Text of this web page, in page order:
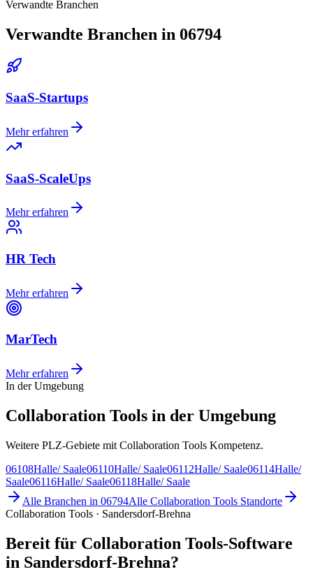
Verwandte Branchen
Verwandte Branchen in 06794
SaaS-Startups
Mehr erfahren
SaaS-ScaleUps
Mehr erfahren
HR Tech
Mehr erfahren
MarTech
Mehr erfahren
In der Umgebung
Collaboration Tools in der Umgebung
Weitere PLZ-Gebiete mit Collaboration Tools Kompetenz.
06108Halle/ Saale06110Halle/ Saale06112Halle/ Saale06114Halle/
Saale06116Halle/ Saale06118Halle/ Saale
Alle Branchen in 06794Alle Collaboration Tools Standorte
Collaboration Tools · Sandersdorf-Brehna
Bereit für Collaboration Tools-Software
in Sandersdorf-Brehna?